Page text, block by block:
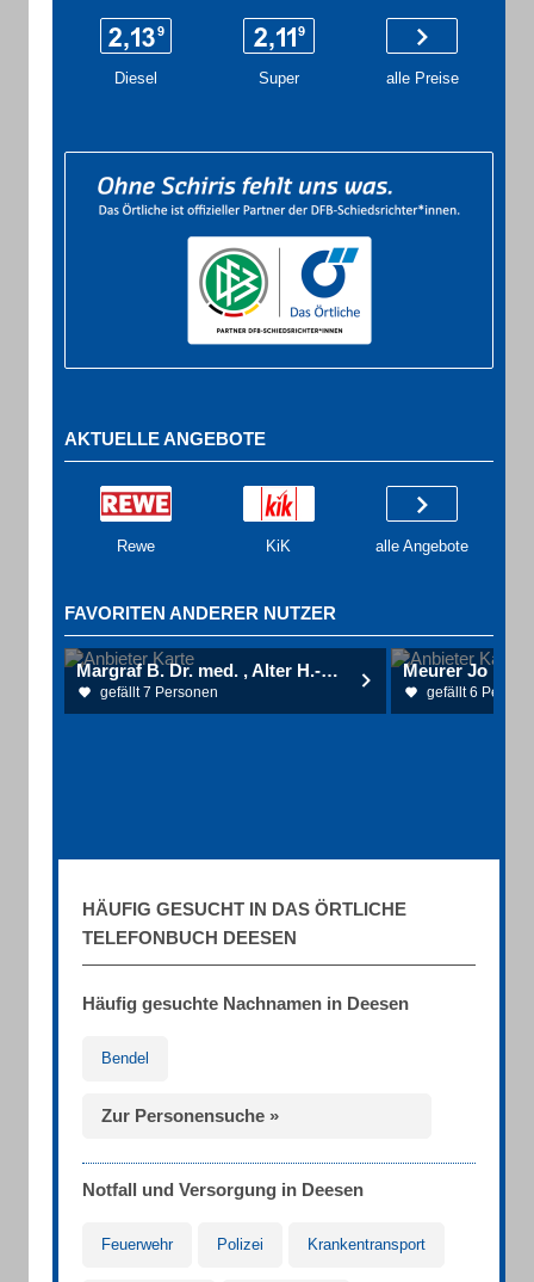
Diesel Super alle Preise
AKTUELLE ANGEBOTE
Rewe KiK alle Angebote
FAVORITEN ANDERER NUTZER
Margraf B. Dr. med. , Alter H.-B. Dr. med. Internisten/Pneumologie
gefällt 7 Personen
Meurer Jo
gefällt 6
HÄUFIG GESUCHT IN DAS ÖRTLICHE
TELEFONBUCH DEESEN
Häufig gesuchte Nachnamen in Deesen
Bendel
Zur Personensuche »
Notfall und Versorgung in Deesen
Feuerwehr Polizei Krankentransport